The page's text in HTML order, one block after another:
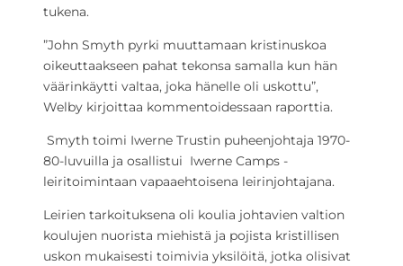
tukena.
”John Smyth pyrki muuttamaan kristinuskoa
oikeuttaakseen pahat tekonsa samalla kun hän
väärinkäytti valtaa, joka hänelle oli uskottu”,
Welby kirjoittaa kommentoidessaan raporttia.
Smyth toimi Iwerne Trustin puheenjohtaja 1970-
80-luvuilla ja osallistui Iwerne Camps -
leiritoimintaan vapaaehtoisena leirinjohtajana.
Leirien tarkoituksena oli koulia johtavien valtion
koulujen nuorista miehistä ja pojista kristillisen
uskon mukaisesti toimivia yksilöitä, jotka olisivat